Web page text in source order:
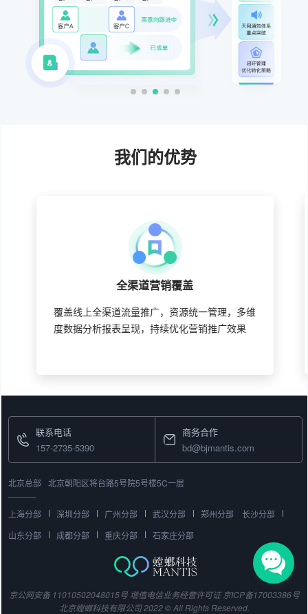
我们的优势
全渠道营销覆盖
覆盖线上全渠道流量推广，资源统一管理，多维
度数据分析报表呈现，持续优化营销推广效果
联系电话
157-2735-5390
商务合作
bd@bjmantis.com
北京总部 北京朝阳区将台路5号院5号楼5C一层
上海分部 深圳分部 广州分部 武汉分部 郑州分部
长沙分部
山东分部
成都分部 重庆分部 石家庄分部
京公网安备 11010502048015号 增值电信业务经营许可证 京ICP备17003386号
北京螳螂科技有限公司 2022 © All Rights Reserved.